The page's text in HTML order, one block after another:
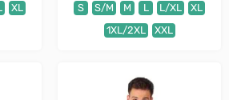
XL
S S/M M L L/XL
XL
1XL/2XL
XXL